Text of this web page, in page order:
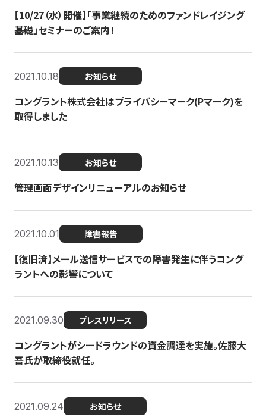
【10/27（水）開催】「事業継続のためのファンドレイジング
基礎」セミナーのご案内！
2021.10.18 お知らせ
コングラント株式会社はプライバシーマーク(Pマーク)を
取得しました
2021.10.13 お知らせ
管理画面デザインリニューアルのお知らせ
2021.10.01 障害報告
【復旧済】メール送信サービスでの障害発生に伴うコング
ラントへの影響について
2021.09.30 プレスリリース
コングラントがシードラウンドの資金調達を実施。佐藤大
吾氏が取締役就任。
2021.09.24 お知らせ